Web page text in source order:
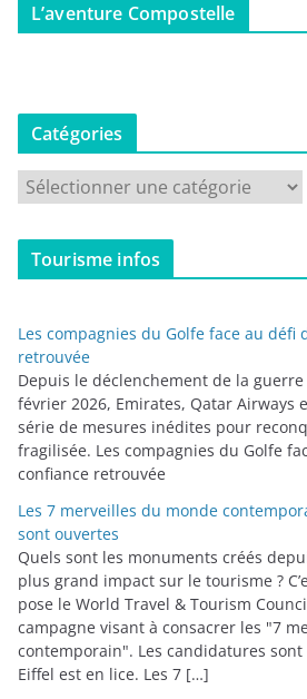
L’aventure Compostelle
Catégories
a
t
r
i
e
s
Tourisme infos
Les compagnies du Golfe face au défi
retrouvée
Depuis le déclenchement de la
février 2026, Emirates, Qatar Airways
série de mesures inédites pour
fragilisée. Les compagnies du Golfe
confiance retrouvée
Les 7 merveilles du monde
sont ouvertes
Quels sont les monuments créés
plus grand impact sur le tourisme ?
pose le World Travel & Tourism
campagne visant à consacrer les "7
contemporain". Les candidatures
Eiffel est en lice. Les 7 […]